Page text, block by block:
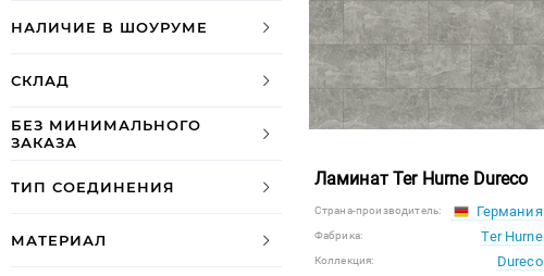
НАЛИЧИЕ В ШОУРУМЕ
СКЛАД
БЕЗ МИНИМАЛЬНОГО
ЗАКАЗА
ТИП СОЕДИНЕНИЯ
МАТЕРИАЛ
Ламинат Ter Hurne Dureco
Страна-производитель: Германия
Фабрика: Ter Hurne
Коллекция: Dureco